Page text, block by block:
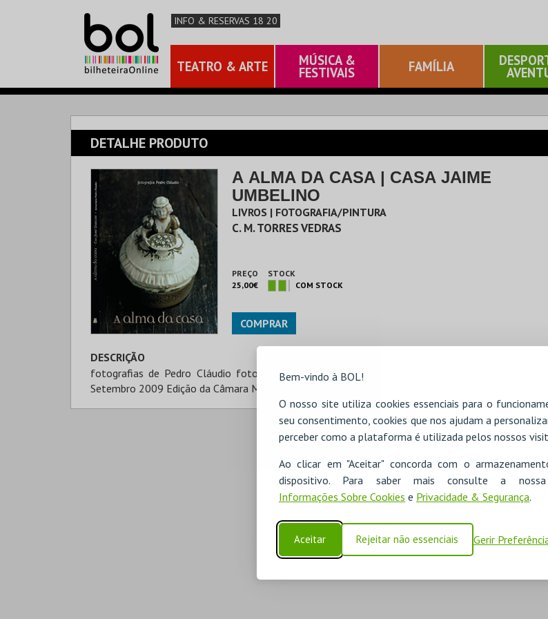
Bem-vindo à BOL!
O nosso site utiliza cookies essenciais para o
seu consentimento, cookies que nos ajudam a
perceber como a plataforma é utilizada pelos nossos
Ao clicar em "Aceitar" concorda com o
dispositivo. Para saber mais consulte a
Informações Sobre Cookies e Privacidade & Segurança.
Aceitar Rejeitar não essenciais Gerir
INFO & RESERVAS 18 20
TEATRO & ARTE MÚSICA &
FESTIVAIS FAMÍLIA
DETALHE PRODUTO
A ALMA DA CASA | CASA JAIME
UMBELINO
LIVROS | FOTOGRAFIA/PINTURA
C. M. TORRES VEDRAS
PREÇO
25,00€
STOCK
COM STOCK
COMPRAR
DESCRIÇÃO
fotografias de Pedro Cláudio fotografias com o espólio e interior da Casa do Dr Jaime
Setembro 2009 Edição da Câmara Municipal de Torres Vedras